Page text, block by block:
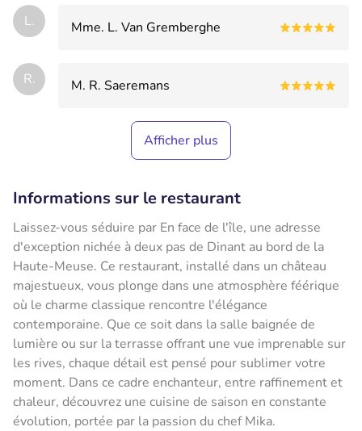
L. Mme. L. Van Gremberghe
R. M. R. Saeremans
Afficher plus
Informations sur le restaurant
Laissez-vous séduire par En face de l'île, une adresse
d'exception nichée à deux pas de Dinant au bord de la
Haute-Meuse. Ce restaurant, installé dans un château
majestueux, vous plonge dans une atmosphère féérique
où le charme classique rencontre l'élégance
contemporaine. Que ce soit dans la salle baignée de
lumière ou sur la terrasse offrant une vue imprenable sur
les rives, chaque détail est pensé pour sublimer votre
moment. Dans ce cadre enchanteur, entre raffinement et
chaleur, découvrez une cuisine de saison en constante
évolution, portée par la passion du chef Mika.